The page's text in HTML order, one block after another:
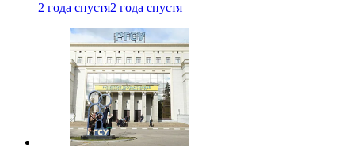
2 года спустя2 года спустя